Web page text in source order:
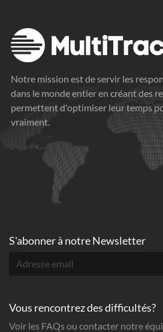
Notre mission est de servir les
dans le monde entier en créant des
permettent d'optimiser leur temps
vraiment.
S'abonner à notre Newsletter
Vous rencontrez des difficultés?
Voir les FAQs ou contacter notre